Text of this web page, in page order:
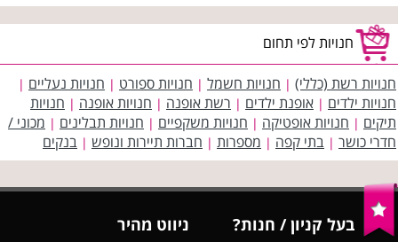
חנויות לפי תחום
חנויות רשת (כללי) | חנויות חשמל | חנויות ספורט | חנויות נעליים |
חנויות ילדים | אופנת ילדים | רשת אופנה | חנויות אופנה | חנויות
תיקים | חנויות אופטיקה | חנויות משקפיים | חנויות תבלינים | מכוני /
חדרי כושר | בתי קפה | מספרות | חברות תיירות ונופש | בנקים
בעל קניון / חנות?
ניווט מהיר